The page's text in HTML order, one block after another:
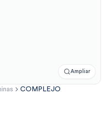
Ampliar
COMPLEJO